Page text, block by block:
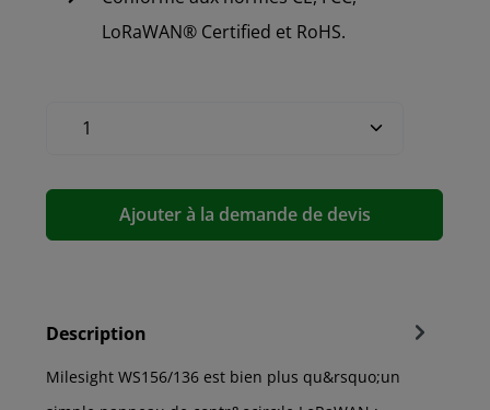
LoRaWAN® Certified et RoHS.
Ajouter à la demande de devis
Description
Milesight WS156/136 est bien plus qu&rsquo;un